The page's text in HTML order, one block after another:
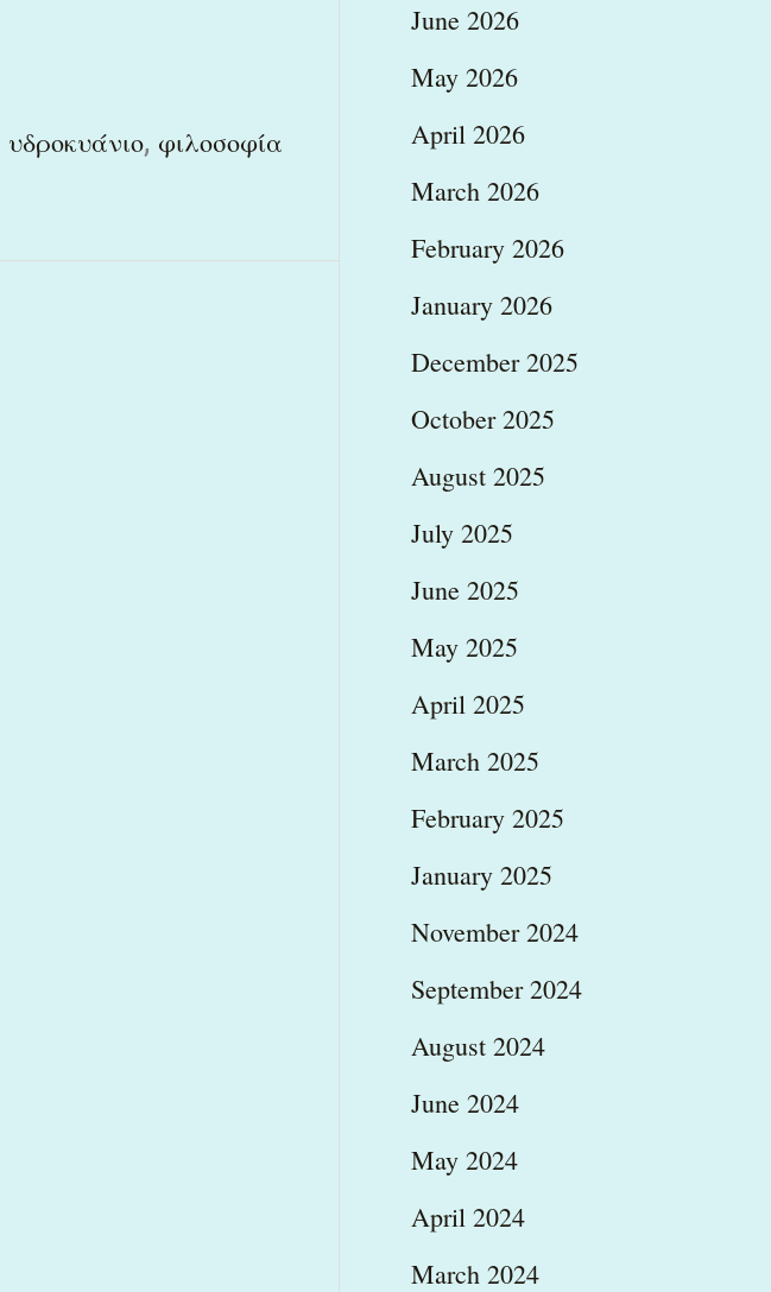
υδροκυάνιο, φιλοσοφία
June 2026
May 2026
April 2026
March 2026
February 2026
January 2026
December 2025
October 2025
August 2025
July 2025
June 2025
May 2025
April 2025
March 2025
February 2025
January 2025
November 2024
September 2024
August 2024
June 2024
May 2024
April 2024
March 2024